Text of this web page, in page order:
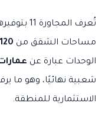
تُعرف
مساحات الشقق من 120 مترًا
الوحدات عبارة عن
شعبية نهائيًا، وهو ما
الاستثمارية للمنطقة.